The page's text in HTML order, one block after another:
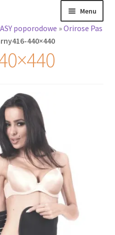
Menu
poporodowe »Orirose Pas
440×440